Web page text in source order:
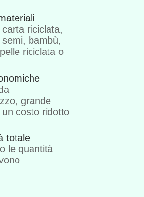
riciclata,
bambù,
riciclata o
grande
costo ridotto
totale
le quantità